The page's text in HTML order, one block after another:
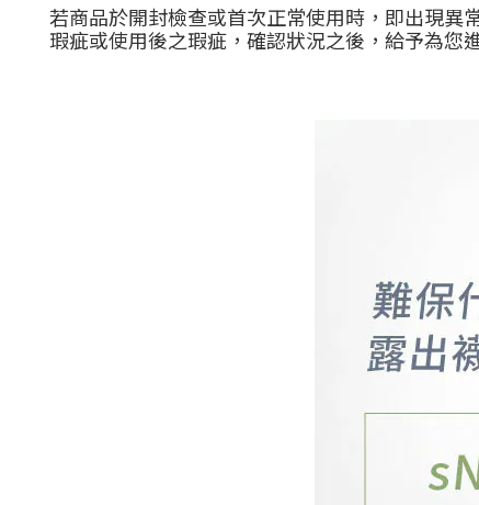
若商品於開封檢查或首次正常使用時，即出現異
瑕疵或使用後之瑕疵，確認狀況之後，給予為您